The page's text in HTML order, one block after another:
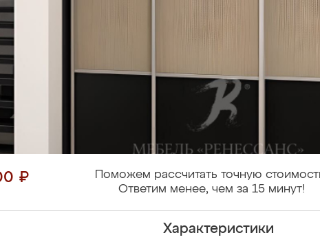
₽
Поможем рассчитать точную
Ответим менее, чем за 15 минут!
Характеристики